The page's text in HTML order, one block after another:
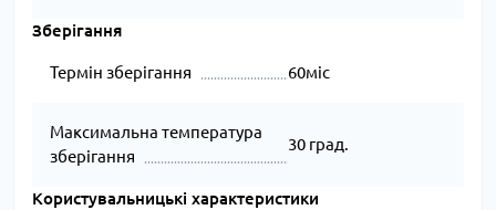
Зберігання
Термін зберігання 60міс
Максимальна температура
зберігання
30 град.
Користувальницькі характеристики